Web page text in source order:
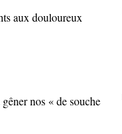
aux douloureux
nos « de souche